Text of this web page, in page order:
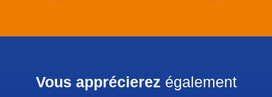
Vous apprécierez également